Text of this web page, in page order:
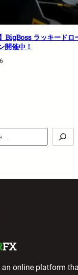
BigBoss ラッキードロ
開催中！
FX
an online platform